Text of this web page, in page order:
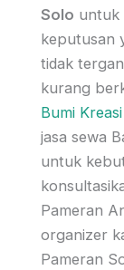
Solo untuk
keputusan
tidak
kurang
Bumi Kreasi
jasa sewa
untuk
Pameran
organizer
Pameran